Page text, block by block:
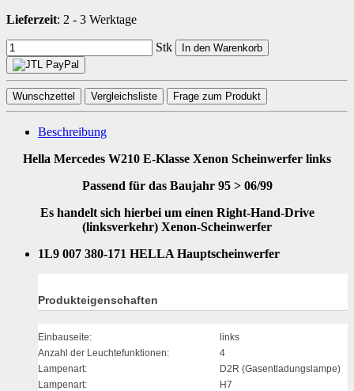
Lieferzeit: 2 - 3 Werktage
Stk In den Warenkorb
Wunschzettel Vergleichsliste Frage zum Produkt
Beschreibung
Hella Mercedes W210 E-Klasse Xenon Scheinwerfer links
Passend für das Baujahr 95 > 06/99
Es handelt sich hierbei um einen Right-Hand-Drive
(linksverkehr) Xenon-Scheinwerfer
1L9 007 380-171 HELLA Hauptscheinwerfer
Produkteigenschaften
Einbauseite:
links
Anzahl der Leuchtefunktionen:
4
Lampenart:
D2R (Gasentladungslampe)
Lampenart:
H7